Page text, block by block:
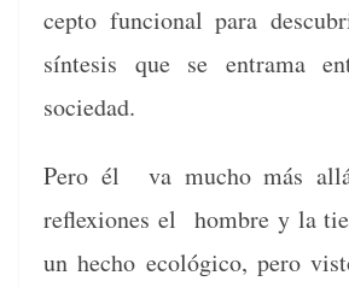
cep­to fun­cional para
sín­te­sis que se entra­ma
sociedad.
Pero él va mucho más
reflex­iones el hom­bre y la
un hecho ecológi­co, pero